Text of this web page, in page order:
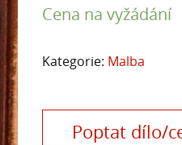
Cena na vyžádání
Kategorie: Malba
Poptat dílo/